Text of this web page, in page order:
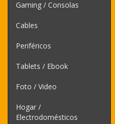
Gaming / Consolas
Cables
Periféricos
Tablets / Ebook
Foto / Video
Hogar /
Electrodomésticos